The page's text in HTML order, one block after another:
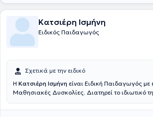
Κατσιέρη Ισμήνη
Ειδικός Παιδαγωγός
Σχετικά με την ειδικό
Η Κατσιέρη Ισμήνη είναι Ειδική Παιδαγωγός με
Μαθησιακές Δυσκολίες. Διατηρεί το ιδιωτικό
Πανεπιστημίου Πατρών, ενώ διαθέτει πλούσια